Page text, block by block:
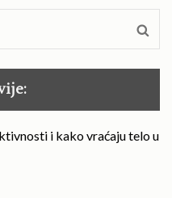
i kako vraćaju telo u